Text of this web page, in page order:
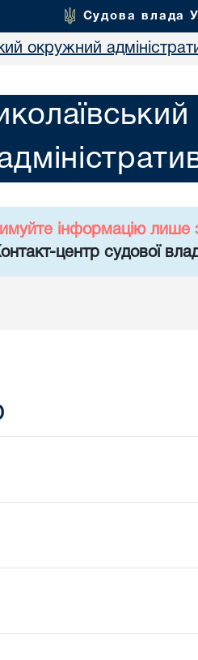
Судова влада
окружний
інформацію лише
центр судової